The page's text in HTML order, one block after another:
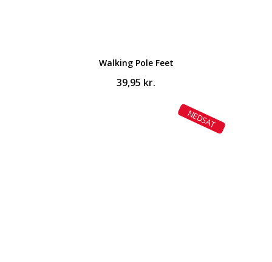
Walking Pole Feet
39,95 kr.
NEDSAT